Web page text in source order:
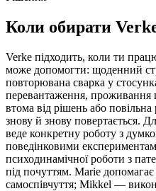
Коли обирати
Verke підходить, коли ти
може допомогти: щоденний
повторювана сварка у
перевантаження, проживання
втома від рішень або
знову й знову повертається.
веде конкретну роботу з
поведінковими
психодинамічної роботи з
під почуттям. Marie
самоспівчуття; Mikkel —